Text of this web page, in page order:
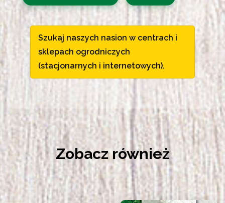
Szukaj naszych nasion w centrach i
sklepach ogrodniczych
(stacjonarnych i internetowych).
Zobacz również